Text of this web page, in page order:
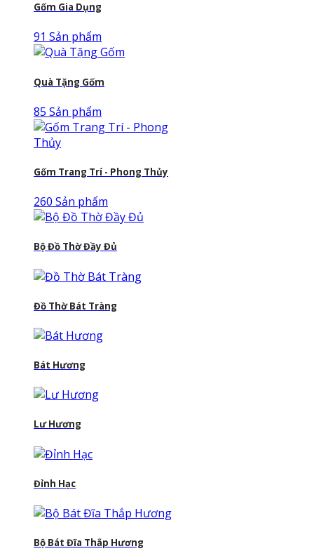
Gốm Gia Dụng
91 Sản phẩm
Quà Tặng Gốm
85 Sản phẩm
Gốm Trang Trí - Phong Thủy
260 Sản phẩm
Bộ Đồ Thờ Đầy Đủ
Đồ Thờ Bát Tràng
Bát Hương
Lư Hương
Đỉnh Hạc
Bộ Bát Đĩa Thắp Hương